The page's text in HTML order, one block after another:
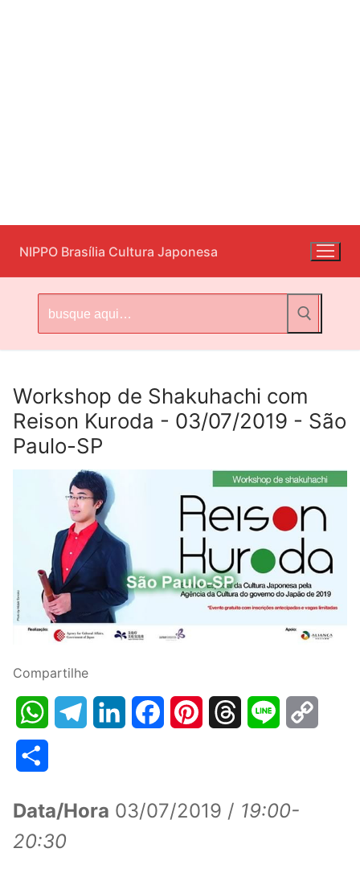
para
o
conteúdo
NIPPO Brasília Cultura Japonesa
por:
Workshop de Shakuhachi com
Reison Kuroda - 03/07/2019 - São
Paulo-SP
Compartilhe
WhatsAppTelegramLinkedInFacebookPinterestThreads Line
Data/Hora 03/07/2019 / 19:00-
20:30